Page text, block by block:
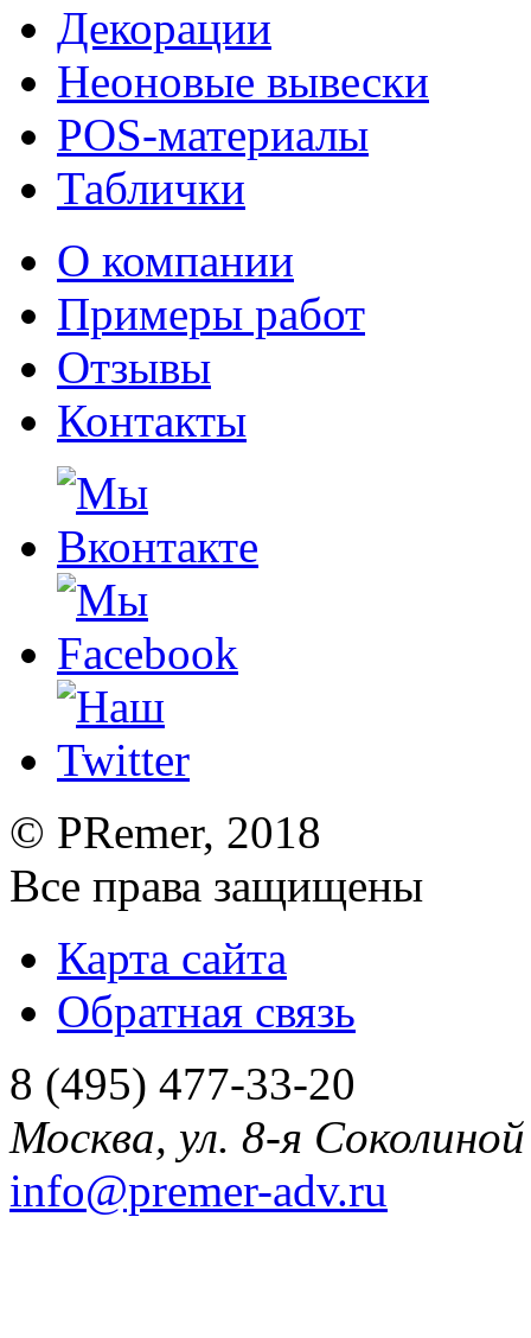
Декорации
Неоновые вывески
POS-материалы
Таблички
О компании
Примеры работ
Отзывы
Контакты
© PRemer, 2018
Все права защищены
Карта сайта
Обратная связь
8 (495) 477-33-20
Москва, ул. 8-я
info@premer-adv.ru